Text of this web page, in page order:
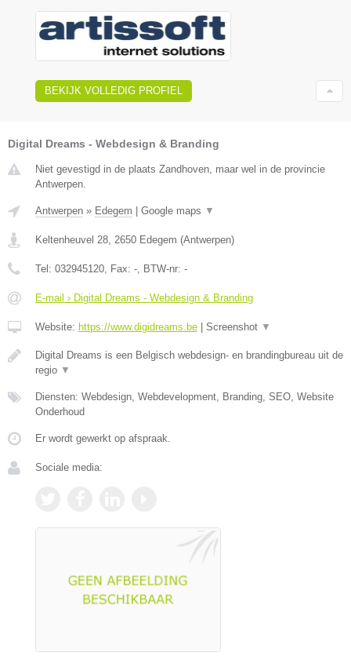
BEKIJK VOLLEDIG PROFIEL
Digital Dreams - Webdesign & Branding
Niet gevestigd in de plaats Zandhoven, maar wel in de provincie
Antwerpen.
Antwerpen » Edegem Google maps ▼
Keltenheuvel 28 2650 Edegem (Antwerpen)
Tel: 032945120 , Fax: - , BTW-nr: -
E-mail › Digital Dreams - Webdesign & Branding
Website: https://www.digidreams.be Screenshot ▼
Digital Dreams is een Belgisch webdesign- en brandingbureau uit de
regio ▼
Diensten: Webdesign, Webdevelopment, Branding, SEO, Website
Onderhoud
Er wordt gewerkt op afspraak.
Sociale media: